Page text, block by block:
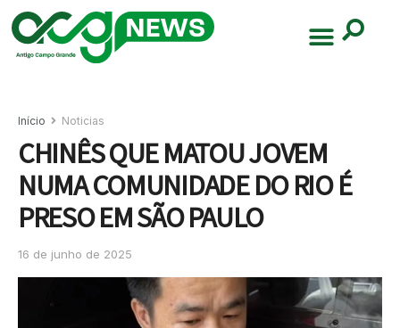
Início Noticias
CHINÊS QUE MATOU JOVEM
NUMA COMUNIDADE DO RIO É
PRESO EM SÃO PAULO
16 de junho de 2025